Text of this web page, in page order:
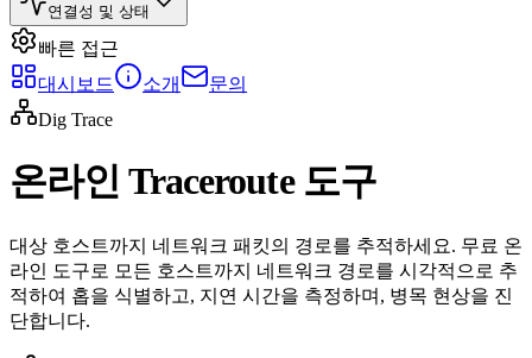
연결성 및 상태
빠른 접근
대시보드
소개
문의
Dig Trace
온라인 Traceroute 도구
대상 호스트까지 네트워크 패킷의 경로를 추적하세요. 무료 온
라인 도구로 모든 호스트까지 네트워크 경로를 시각적으로 추
적하여 홉을 식별하고, 지연 시간을 측정하며, 병목 현상을 진
단합니다.